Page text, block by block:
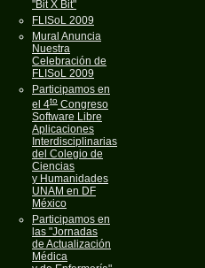
"Bit X Bit"
FLISoL 2009
Mural Anuncia
Nuestra
Celebración de
FLISoL 2009
Participamos en
el 4to Congreso
Software Libre
Aplicaciones
Interdisciplinarias
del Colegio de
Ciencias
y Humanidades
UNAM en DF
México
Participamos en
las "Jornadas
de Actualización
Médica